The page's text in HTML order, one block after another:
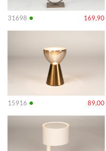
31698 • 169,90
15916 • 89,00
Info
Info